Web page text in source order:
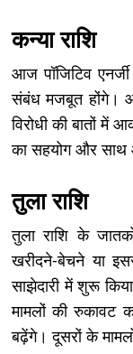
कन्या राशि
आज पॉजिटिव
संबंध मजबूत होंगे।
विरोधी की बातों में
का सहयोग और
तुला राशि
तुला राशि के
खरीदने-बेचने या
साझेदारी में शुरू
मामलों की
बढ़ेंगे। दूसरों के